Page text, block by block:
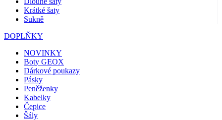
Krátké šaty
Sukně
DOPLŇKY
NOVINKY
Boty GEOX
Dárkové poukazy
Pásky
Peněženky
Kabelky
Čepice
Šály